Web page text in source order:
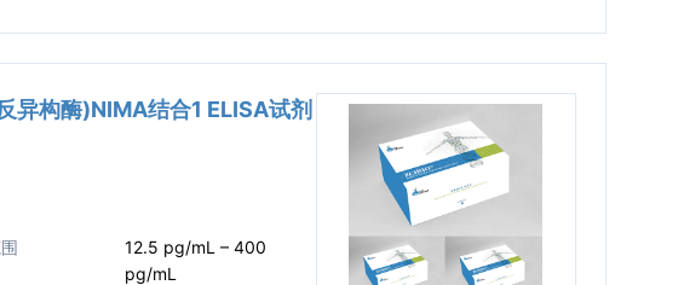
异构酶)NIMA结合1 ELISA试剂
12.5 pg/mL – 400
pg/mL